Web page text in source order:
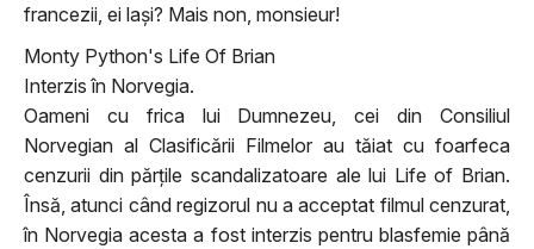
francezii, ei laşi? Mais non, monsieur!
Monty Python's Life Of Brian
Interzis în Norvegia.
Oameni cu frica lui Dumnezeu, cei din Consiliul
Norvegian al Clasificării Filmelor au tăiat cu foarfeca
cenzurii din părţile scandalizatoare ale lui Life of Brian.
Însă, atunci când regizorul nu a acceptat filmul cenzurat,
în Norvegia acesta a fost interzis pentru blasfemie până